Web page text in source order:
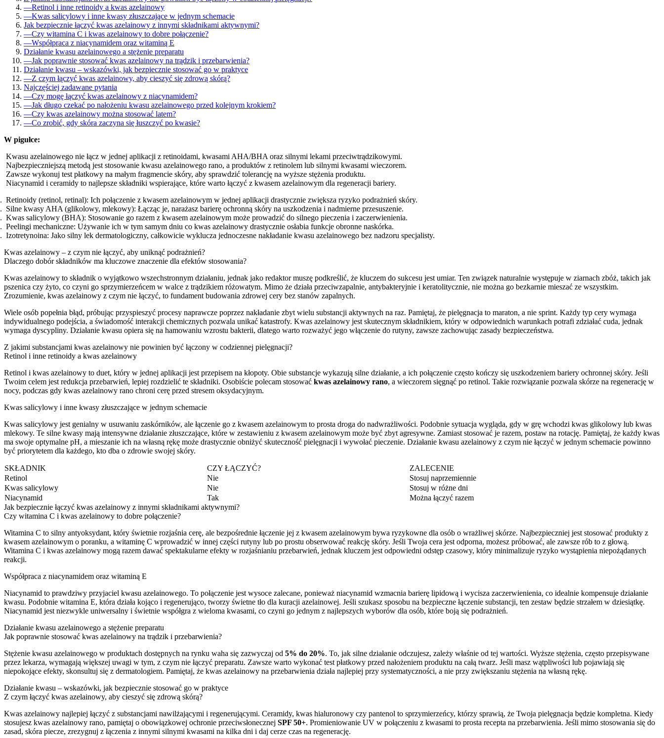
—Retinol i inne retinoidy a kwas azelainowy
—Kwas salicylowy i inne kwasy złuszczające w jednym schemacie
Jak bezpiecznie łączyć kwas azelainowy z innymi składnikami aktywnymi?
—Czy witamina C i kwas azelainowy to dobre połączenie?
—Współpraca z niacynamidem oraz witaminą E
Działanie kwasu azelainowego a stężenie preparatu
—Jak poprawnie stosować kwas azelainowy na trądzik i przebarwienia?
Działanie kwasu – wskazówki, jak bezpiecznie stosować go w praktyce
—Z czym łączyć kwas azelainowy, aby cieszyć się zdrową skórą?
Najczęściej zadawane pytania
—Czy mogę łączyć kwas azelainowy z niacynamidem?
—Jak długo czekać po nałożeniu kwasu azelainowego przed kolejnym krokiem?
—Czy kwas azelainowy można stosować latem?
—Co zrobić, gdy skóra zaczyna się łuszczyć po kwasie?
W pigułce:
Kwasu azelainowego nie łącz w jednej aplikacji z retinoidami, kwasami AHA/BHA oraz silnymi lekami przeciwtrądzikowymi.
Najbezpieczniejszą metodą jest stosowanie kwasu azelainowego rano, a produktów z retinolem lub silnymi kwasami wieczorem.
Zawsze wykonuj test płatkowy na małym fragmencie skóry, aby sprawdzić tolerancję na wyższe stężenia produktu.
Niacynamid i ceramidy to najlepsze składniki wspierające, które warto łączyć z kwasem azelainowym dla regeneracji bariery.
Retinoidy (retinol, retinal): Ich połączenie z kwasem azelainowym w jednej aplikacji drastycznie zwiększa ryzyko podrażnień skóry.
Silne kwasy AHA (glikolowy, mlekowy): Łącząc je, narażasz barierę ochronną skóry na uszkodzenia i nadmierne przesuszenie.
Kwas salicylowy (BHA): Stosowanie go razem z kwasem azelainowym może prowadzić do silnego pieczenia i zaczerwienienia.
Peelingi mechaniczne: Używanie ich w tym samym dniu co kwas azelainowy drastycznie osłabia funkcje obronne naskórka.
Izotretynoina: Jako silny lek dermatologiczny, całkowicie wyklucza jednoczesne nakładanie kwasu azelainowego bez nadzoru specjalisty.
Kwas azelainowy – z czym nie łączyć, aby uniknąć podrażnień?
Dlaczego dobór składników ma kluczowe znaczenie dla efektów stosowania?
Kwas azelainowy to składnik o wyjątkowo wszechstronnym działaniu, jednak jako redaktor muszę podkreślić, że kluczem do sukcesu jest umiar. Ten związek naturalnie występuje w ziarnach zbóż, takich jak
pszenica czy żyto, co czyni go sprzymierzeńcem w walce z trądzikiem różowatym. Mimo że działa przeciwzapalnie, antybakteryjnie i keratolitycznie, nie można go bezkarnie mieszać ze wszystkim.
Zrozumienie, kwas azelainowy z czym nie łączyć, to fundament budowania zdrowej cery bez stanów zapalnych.
Wiele osób popełnia błąd, próbując przyspieszyć procesy naprawcze poprzez nakładanie zbyt wielu substancji aktywnych na raz. Pamiętaj, że pielęgnacja to maraton, a nie sprint. Każdy typ cery wymaga
indywidualnego podejścia, a świadomość interakcji chemicznych pozwala unikać katastrofy. Kwas azelainowy jest skutecznym składnikiem, który w odpowiednich warunkach potrafi zdziałać cuda, jednak
wymaga dyscypliny. Działanie kwasu opiera się na hamowaniu wzrostu bakterii, dlatego warto rozważyć jego włączenie do rutyny, zawsze zachowując zasady bezpieczeństwa.
Z jakimi substancjami kwas azelainowy nie powinien być łączony w codziennej pielęgnacji?
Retinol i inne retinoidy a kwas azelainowy
Retinol i kwas azelainowy to duet, który w jednej aplikacji jest przepisem na kłopoty. Obie substancje wykazują silne działanie, a ich połączenie często kończy się uszkodzeniem bariery ochronnej skóry. Jeśli
Twoim celem jest redukcja przebarwień, lepiej rozdzielić te składniki. Osobiście polecam stosować kwas azelainowy rano, a wieczorem sięgnąć po retinol. Takie rozwiązanie pozwala skórze na regenerację w
nocy, podczas gdy kwas azelainowy rano chroni cerę przed stresem oksydacyjnym.
Kwas salicylowy i inne kwasy złuszczające w jednym schemacie
Kwas salicylowy jest genialny w usuwaniu zaskórników, ale łączenie go z kwasem azelainowym to prosta droga do nadwrażliwości. Podobnie sytuacja wygląda, gdy w grę wchodzi kwas glikolowy lub kwas
mlekowy. Te silne kwasy mają intensywne działanie złuszczające, które w zestawieniu z kwasem azelainowym może być zbyt agresywne. Zamiast stosować je razem, postaw na rotację. Pamiętaj, że każdy kwas
ma swoje optymalne pH, a mieszanie ich na własną rękę może drastycznie obniżyć skuteczność pielęgnacji i wywołać pieczenie. Działanie kwasu azelainowy z czym nie łączyć w jednym schemacie powinno
być priorytetem dla każdego, kto dba o zdrowie swojej skóry.
SKŁADNIK CZY ŁĄCZYĆ?
ZALECENIE
Retinol
Nie
Stosuj naprzemiennie
Kwas salicylowy
Nie
Stosuj w różne dni
Niacynamid
Tak
Można łączyć razem
Jak bezpiecznie łączyć kwas azelainowy z innymi składnikami aktywnymi?
Czy witamina C i kwas azelainowy to dobre połączenie?
Witamina C to silny antyoksydant, który świetnie rozjaśnia cerę, ale bezpośrednie łączenie jej z kwasem azelainowym bywa ryzykowne dla osób o wrażliwej skórze. Najbezpieczniej jest stosować produkty z
kwasem azelainowym o poranku, a witaminę C wprowadzić w innej części rutyny lub po prostu obserwować reakcję skóry. Jeśli Twoja cera jest odporna, możesz próbować, ale zawsze rób to z głową.
Witamina C i kwas azelainowy mogą razem dawać spektakularne efekty w rozjaśnianiu przebarwień, jednak kluczem jest odpowiedni odstęp czasowy, który minimalizuje ryzyko wystąpienia niepożądanych
reakcji.
Współpraca z niacynamidem oraz witaminą E
Niacynamid to prawdziwy przyjaciel kwasu azelainowego. To połączenie jest wysoce zalecane, ponieważ niacynamid wzmacnia barierę lipidową i wycisza zaczerwienienia, co idealnie kompensuje działanie
kwasu. Podobnie witamina E, która działa kojąco i regenerująco, tworzy świetne tło dla kuracji azelainowej. Jeśli szukasz sposobu na bezpieczne łączenie substancji, ten zestaw będzie strzałem w dziesiątkę.
Niacynamid jest niezwykle uniwersalny i świetnie współgra z wieloma kwasami, co czyni go jednym z najlepszych wyborów dla osób, które boją się podrażnień.
Działanie kwasu azelainowego a stężenie preparatu
Jak poprawnie stosować kwas azelainowy na trądzik i przebarwienia?
Stężenie kwasu azelainowego w produktach dostępnych na rynku waha się zazwyczaj od 5% do 20%. To, jak silne działanie odczujesz, zależy właśnie od tej wartości. Wyższe stężenia, często przepisywane
przez lekarza, wymagają większej uwagi w tym, z czym nie łączyć preparatu. Zawsze warto wykonać test płatkowy przed nałożeniem produktu na całą twarz. Jeśli masz wątpliwości lub pojawiają się
niepokojące efekty, skonsultuj się z dermatologiem. Pamiętaj, że kwas azelainowy na przebarwienia działa najlepiej przy systematyczności, a nie przy zwiększaniu stężenia na własną rękę.
Działanie kwasu – wskazówki, jak bezpiecznie stosować go w praktyce
Z czym łączyć kwas azelainowy, aby cieszyć się zdrową skórą?
Kwas azelainowy najlepiej łączyć z substancjami nawilżającymi i regenerującymi. Ceramidy, kwas hialuronowy czy pantenol to sprzymierzeńcy, którzy sprawią, że Twoja pielęgnacja będzie kompletna. Kiedy
stosujesz kwas azelainowy rano, pamiętaj o obowiązkowej ochronie przeciwsłonecznej SPF 50+. Promieniowanie UV w połączeniu z kwasami to prosta recepta na przebarwienia. Jeśli mimo stosowania się do
zasad, skóra piecze, zrezygnuj z łączenia z innymi silnymi kwasami na kilka dni i daj cerze czas na regenerację.